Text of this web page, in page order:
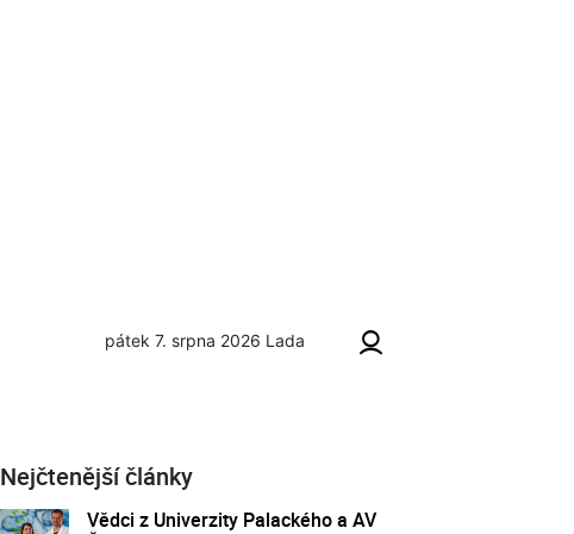
pátek 7. srpna 2026 Lada
Nejčtenější články
Vědci z Univerzity Palackého a AV